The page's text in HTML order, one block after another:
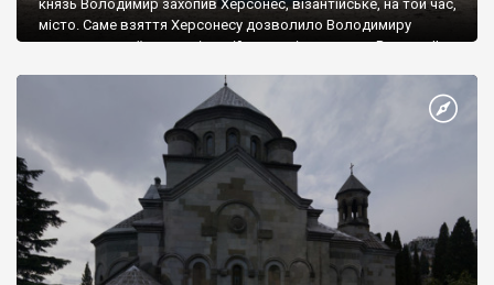
князь Володимир захопив Херсонес, візантійське, на той час,
місто. Саме взяття Херсонесу дозволило Володимиру
диктувати свої умови візантійському імператору Василю ІІ, та
Херсонесі Володимир-язичник, став Василем-християнином.
А потім було Хрещення Русі. На честь Херсонесу Таврійського